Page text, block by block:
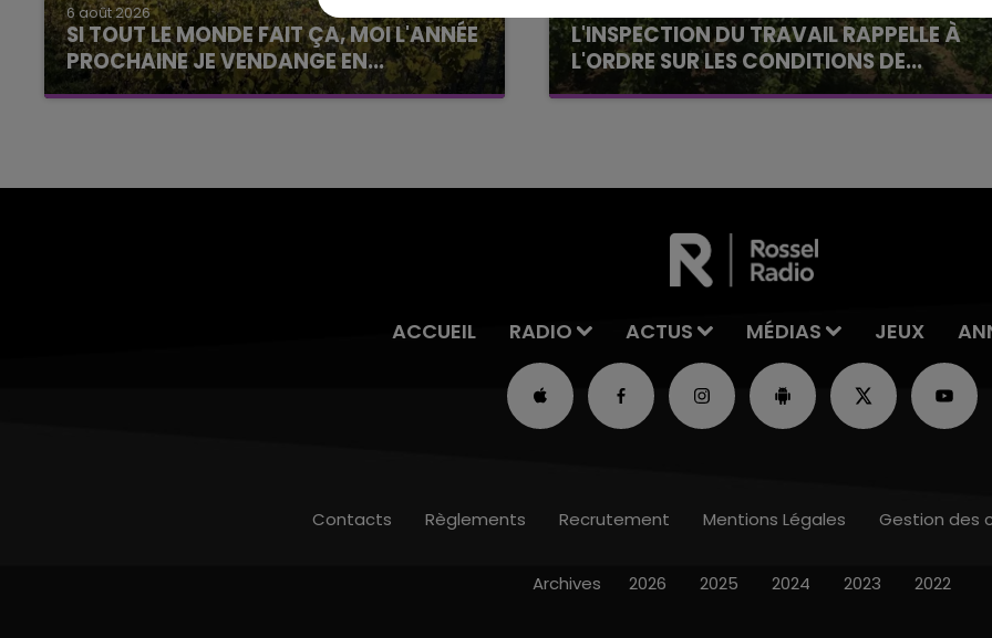
6 août 2026
SI TOUT LE MONDE FAIT ÇA, MOI L'ANNÉE
PROCHAINE JE VENDANGE EN...
La vendange en Champagne a débuté ce jeudi
L'INSPECTION DU TRAVAIL RAPPELLE À
L'ORDRE SUR LES CONDITIONS DE...
Alors que les dates de début des vendange
ACCUEIL RADIO ACTUS MÉDIAS JEUX
Contacts Règlements Recrutement Mentions Légales Gestion des
Archives 2026 2025 2024 2023 2022